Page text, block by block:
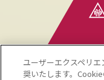
利用規約NAGASEグループ 個
ユーザーエクスペリ
奨いたします。